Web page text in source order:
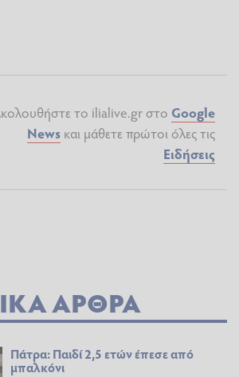
το ilialive.gr στο Google
News και μάθετε πρώτοι όλες τις
Ειδήσεις
ΆΡΘΡΑ
Πάτρα: Παιδί 2,5 ετών έπεσε από
μπαλκόνι